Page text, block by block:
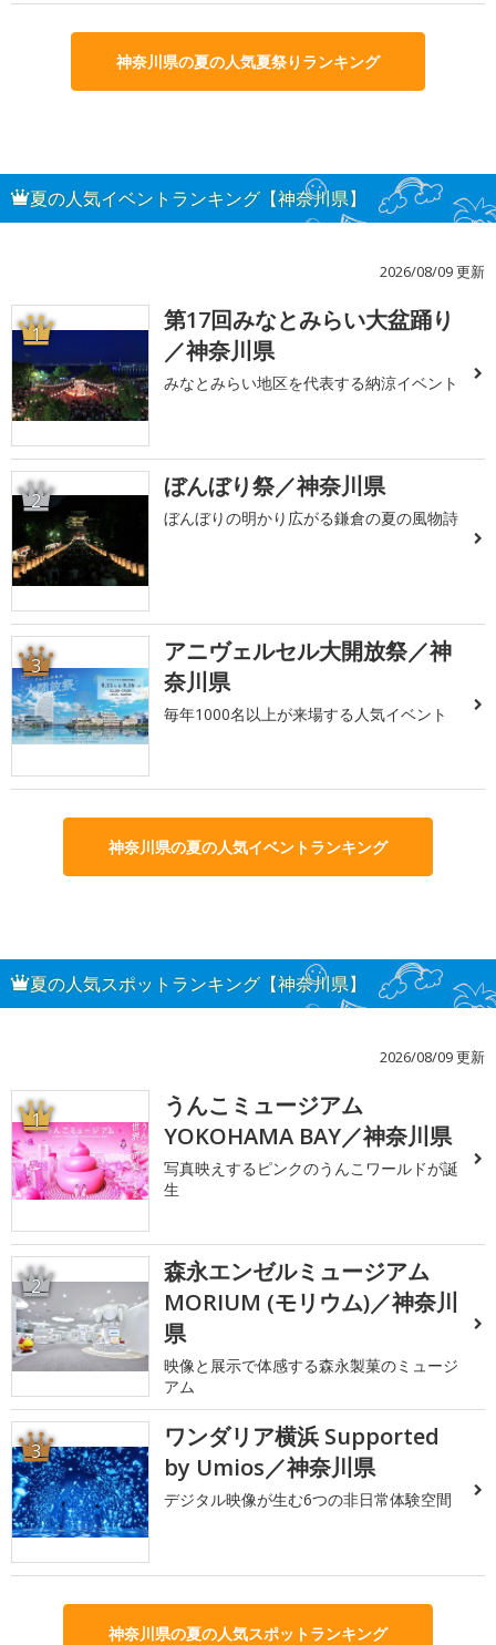
神奈川県の夏の人気夏祭りランキング
夏の人気イベントランキング【神奈川県】
2026/08/09 更新
1
第17回みなとみらい大盆踊り
／神奈川県
みなとみらい地区を代表する納涼イベント
2 ぼんぼり祭／神奈川県
ぼんぼりの明かり広がる鎌倉の夏の風物詩
3
アニヴェルセル大開放祭／神
奈川県
毎年1000名以上が来場する人気イベント
神奈川県の夏の人気イベントランキング
夏の人気スポットランキング【神奈川県】
2026/08/09 更新
1
うんこミュージアム
YOKOHAMA BAY／神奈川県
写真映えするピンクのうんこワールドが誕
生
2
森永エンゼルミュージアム
MORIUM (モリウム)／神奈川
県
映像と展示で体感する森永製菓のミュージ
アム
3
ワンダリア横浜 Supported
by Umios／神奈川県
デジタル映像が生む6つの非日常体験空間
神奈川県の夏の人気スポットランキング